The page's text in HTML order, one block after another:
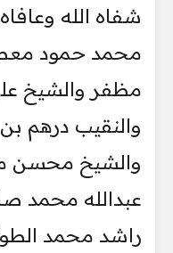
شفاه الله
محمد حمود
مظفر والشيخ
والنقيب درهم
والشيخ محسن
عبدالله محمد
راشد محمد